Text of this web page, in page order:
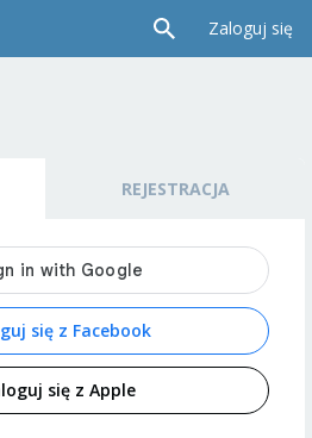
Zaloguj się
REJESTRACJA
się z Facebook
się z Apple